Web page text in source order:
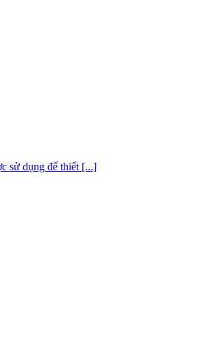
sử dụng để thiết [...]